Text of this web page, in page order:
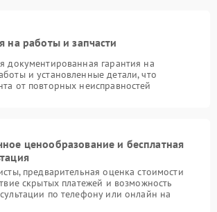
на работы и запчасти
документированная гарантия на
и установленные детали, что
от повторных неисправностей
ценообразование и бесплатная
предварительная оценка стоимости
скрытых платежей и возможность
по телефону или онлайн на